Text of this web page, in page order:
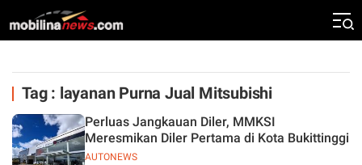
Tag : layanan Purna Jual Mitsubishi
AUTONEWS
Perluas Jangkauan Diler, MMKSI
Meresmikan Diler Pertama di Kota Bukittinggi